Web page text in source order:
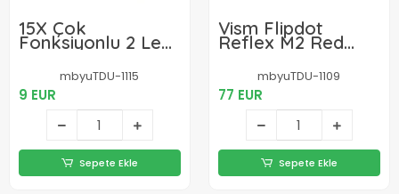
15X Çok
Fonksiyonlu 2 Led
Işıklı Taşınabilir El
BüyüteçmbyuTDU-1115
9 EUR
Sepete Ekle
Vism Flipdot
Reflex M2 Red
Dot Sight -
Katlanabilir Optik,
Tabanca için 22mm
Reflex Nişangâh
mbyuTDU-1109
77 EUR
Sepete Ekle